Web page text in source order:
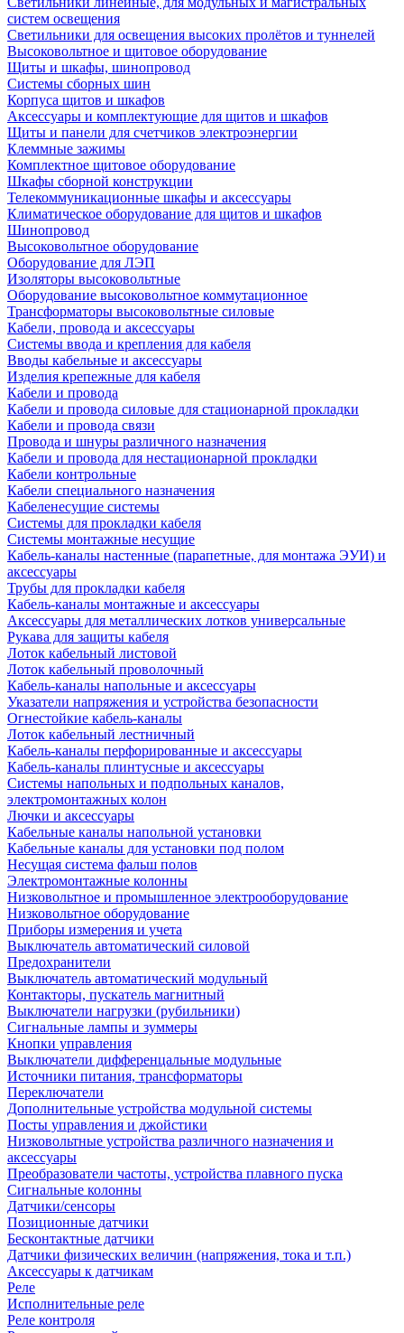
систем освещения
Светильники для освещения высоких пролётов и туннелей
Высоковольтное и щитовое оборудование
Щиты и шкафы, шинопровод
Системы сборных шин
Корпуса щитов и шкафов
Аксессуары и комплектующие для щитов и шкафов
Щиты и панели для счетчиков электроэнергии
Клеммные зажимы
Комплектное щитовое оборудование
Шкафы сборной конструкции
Телекоммуникационные шкафы и аксессуары
Климатическое оборудование для щитов и шкафов
Шинопровод
Высоковольтное оборудование
Оборудование для ЛЭП
Изоляторы высоковольтные
Оборудование высоковольтное коммутационное
Трансформаторы высоковольтные силовые
Кабели, провода и аксессуары
Системы ввода и крепления для кабеля
Вводы кабельные и аксессуары
Изделия крепежные для кабеля
Кабели и провода
Кабели и провода силовые для стационарной прокладки
Кабели и провода связи
Провода и шнуры различного назначения
Кабели и провода для нестационарной прокладки
Кабели контрольные
Кабели специального назначения
Кабеленесущие системы
Системы для прокладки кабеля
Системы монтажные несущие
Кабель-каналы настенные (парапетные, для монтажа ЭУИ) и
аксессуары
Трубы для прокладки кабеля
Кабель-каналы монтажные и аксессуары
Аксессуары для металлических лотков универсальные
Рукава для защиты кабеля
Лоток кабельный листовой
Лоток кабельный проволочный
Кабель-каналы напольные и аксессуары
Указатели напряжения и устройства безопасности
Огнестойкие кабель-каналы
Лоток кабельный лестничный
Кабель-каналы перфорированные и аксессуары
Кабель-каналы плинтусные и аксессуары
Системы напольных и подпольных каналов,
электромонтажных колон
Лючки и аксессуары
Кабельные каналы напольной установки
Кабельные каналы для установки под полом
Несущая система фальш полов
Электромонтажные колонны
Низковольтное и промышленное электрооборудование
Низковольтное оборудование
Приборы измерения и учета
Выключатель автоматический силовой
Предохранители
Выключатель автоматический модульный
Контакторы, пускатель магнитный
Выключатели нагрузки (рубильники)
Сигнальные лампы и зуммеры
Кнопки управления
Выключатели дифференцальные модульные
Источники питания, трансформаторы
Переключатели
Дополнительные устройства модульной системы
Посты управления и джойстики
Низковольтные устройства различного назначения и
аксессуары
Преобразователи частоты, устройства плавного пуска
Сигнальные колонны
Датчики/сенсоры
Позиционные датчики
Бесконтактные датчики
Датчики физических величин (напряжения, тока и т.п.)
Аксессуары к датчикам
Реле
Исполнительные реле
Реле контроля